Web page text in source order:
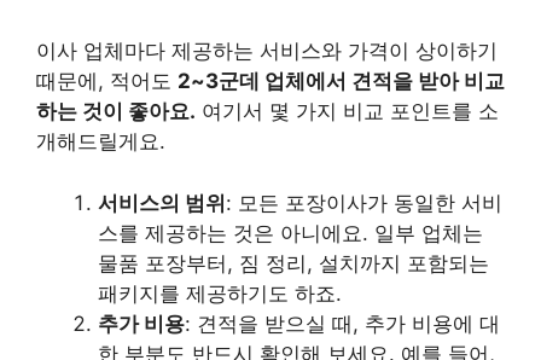
이사 업체마다 제공하는 서비스와 가격이 상이하기
때문에, 적어도 2~3군데 업체에서 견적을 받아 비교
하는 것이 좋아요. 여기서 몇 가지 비교 포인트를 소
개해드릴게요.
서비스의 범위: 모든 포장이사가 동일한 서비
스를 제공하는 것은 아니에요. 일부 업체는
물품 포장부터, 짐 정리, 설치까지 포함되는
패키지를 제공하기도 하죠.
추가 비용: 견적을 받으실 때, 추가 비용에 대
한 부분도 반드시 확인해 보세요. 예를 들어,